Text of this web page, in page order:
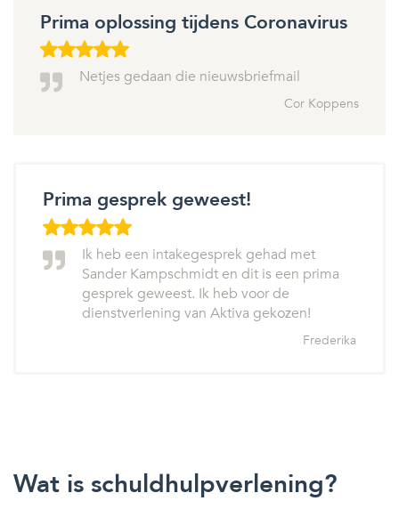
Prima oplossing tijdens Coronavirus
Netjes gedaan die nieuwsbriefmail
Cor Koppens
Prima gesprek geweest!
Ik heb een intakegesprek gehad met
Sander Kampschmidt en dit is een prima
gesprek geweest. Ik heb voor de
dienstverlening van Aktiva gekozen!
Frederika
Wat is schuldhulpverlening?